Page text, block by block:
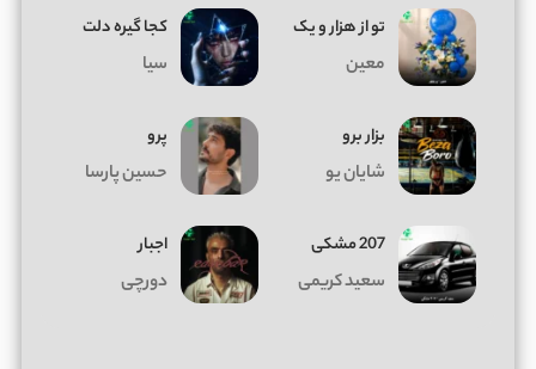
تو از هزار و یک
معین
کجا گیره دلت
سیا
بزار برو
شایان یو
پرو
حسین پارسا
207 مشکی
سعید کریمی
اجبار
دورچی